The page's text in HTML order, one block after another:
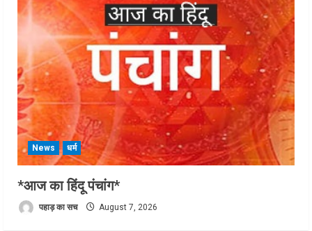
News धर्म
*आज का हिंदू पंचांग*
पहाड़ का सच August 7, 2026